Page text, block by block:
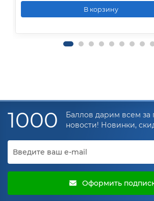
В корзину
1000
Баллов дарим всем за
новости! Новинки,
Оформить